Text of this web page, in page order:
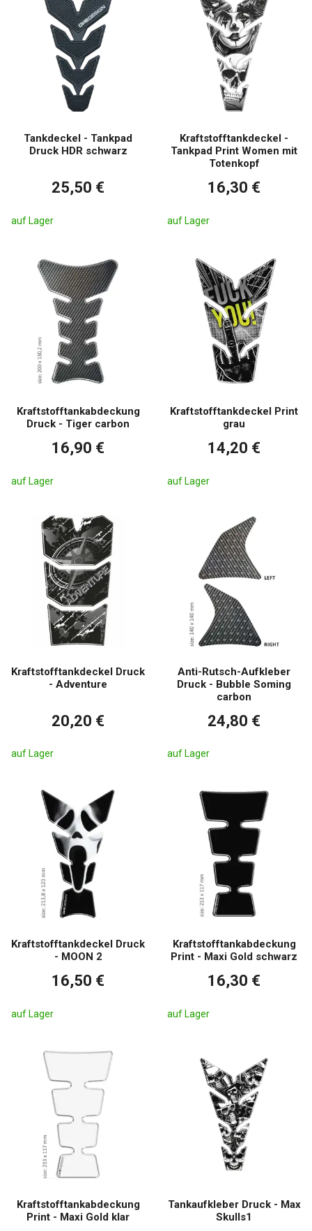
Tankdeckel - Tankpad
Druck HDR schwarz
25,50 €
auf Lager
Kraftstofftankdeckel -
Tankpad Print Women mit
Totenkopf
16,30 €
auf Lager
Kraftstofftankabdeckung
Druck - Tiger carbon
16,90 €
auf Lager
Kraftstofftankdeckel Print
grau
14,20 €
auf Lager
Kraftstofftankdeckel Druck
- Adventure
20,20 €
auf Lager
Anti-Rutsch-Aufkleber
Druck - Bubble Soming
carbon
24,80 €
auf Lager
Kraftstofftankdeckel Druck
- MOON 2
16,50 €
auf Lager
Kraftstofftankabdeckung
Print - Maxi Gold schwarz
16,30 €
auf Lager
Kraftstofftankabdeckung
Print - Maxi Gold klar
Tankaufkleber Druck - Max
Skulls1